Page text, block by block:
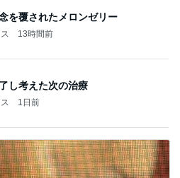
を覆されたメロンゼリー
13時間前
し考えた次の治療
1日前